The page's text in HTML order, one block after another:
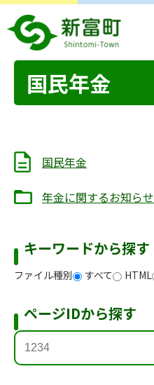
国民年金
国民年金
年金に関するお知らせ
キーワードから探す
ファイル種別 すべて HTML
ページIDから探す